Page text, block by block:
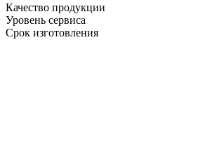
Качество продукции
Уровень сервиса
Срок изготовления